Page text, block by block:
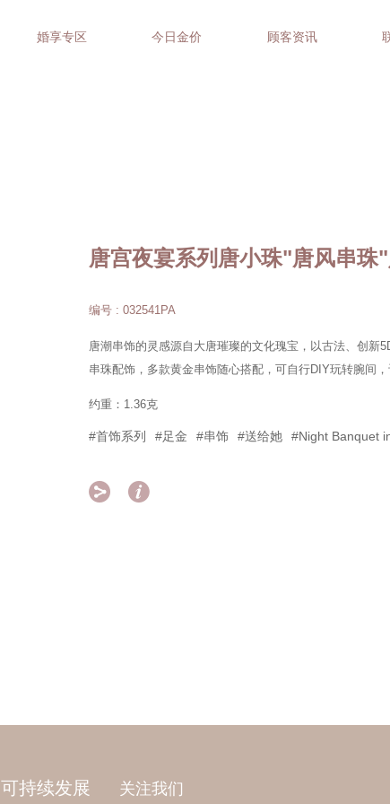
婚享专区 今日金价 顾客资讯
唐宫夜宴系列唐小珠"唐风串珠
编号 : 032541PA
唐潮串饰的灵感源自大唐璀璨的文化瑰宝，以古法、创新
串珠配饰，多款黄金串饰随心搭配，可自行DIY玩转腕间，
约重：1.36克
#首饰系列 #足金 #串饰 #送给她 #Night Banquet
 
可持续发展 关注我们